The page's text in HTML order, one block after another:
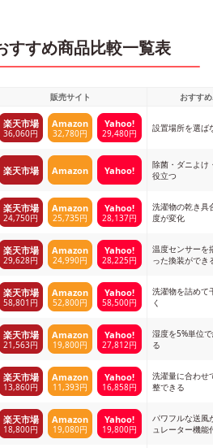
すすめ商品比較一覧表
販売サイト
おすす
楽天市場
36,060円
Amazon
32,780円
Yahoo!
29,480円 設置場所を選ば
楽天市場 Amazon Yahoo!
除菌・ダニよけ
役立つ
楽天市場
24,750円
Amazon
25,735円
Yahoo!
28,137円
洗濯物の乾き具
度が変化
楽天市場
29,628円
Amazon
24,990円
Yahoo!
28,225円
温度センサーを
った換装ができ
楽天市場
58,801円
Amazon
52,800円
Yahoo!
58,500円
洗濯物を詰めて
く
楽天市場
21,563円
Amazon
19,800円
Yahoo!
27,812円
湿度を5%単位
る
楽天市場
13,860円
Amazon
11,393円
Yahoo!
16,858円
洗濯量に合わせ
整できる
楽天市場
18,800円
Amazon
19,080円
Yahoo!
19,800円
パワフルな送風
ュレーター機能